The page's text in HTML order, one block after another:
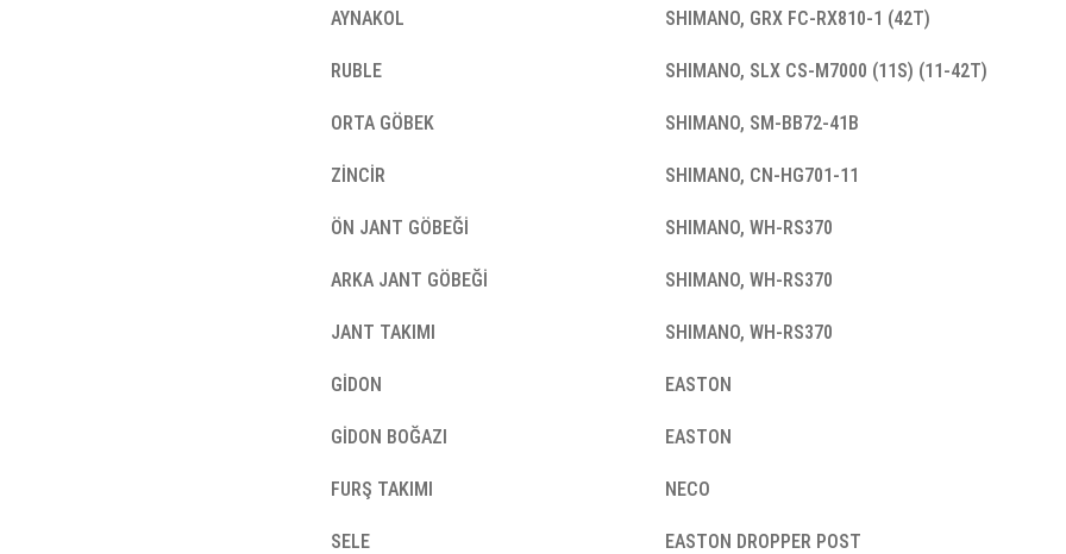
AYNAKOL SHIMANO, GRX FC-RX810-1 (42T)
RUBLE SHIMANO, SLX CS-M7000 (11S) (11-42T)
ORTA GÖBEK SHIMANO, SM-BB72-41B
ZİNCİR SHIMANO, CN-HG701-11
ÖN JANT GÖBEĞİ SHIMANO, WH-RS370
ARKA JANT GÖBEĞİ SHIMANO, WH-RS370
JANT TAKIMI SHIMANO, WH-RS370
GİDON EASTON
GİDON BOĞAZI EASTON
FURŞ TAKIMI NECO
SELE EASTON DROPPER POST